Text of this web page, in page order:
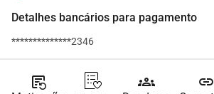
Detalhes bancários para pagamento
**************2346
source_notes groups link